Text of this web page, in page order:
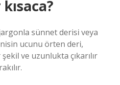
sünnet derisi veya
ucunu örten deri,
ve uzunlukta çıkarılır